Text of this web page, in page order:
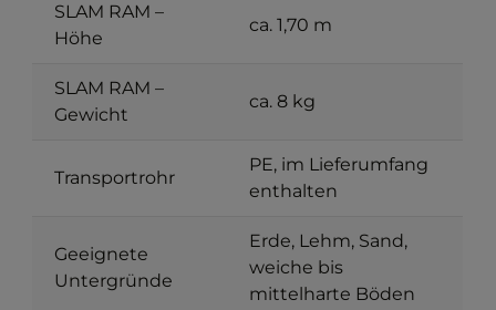
SLAM RAM –
Höhe
ca. 1,70 m
SLAM RAM –
Gewicht
ca. 8 kg
Transportrohr
PE, im Lieferumfang
enthalten
Geeignete
Untergründe
Erde, Lehm, Sand,
weiche bis
mittelharte Böden